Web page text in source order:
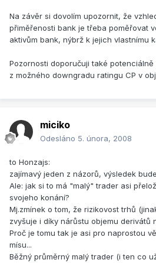
Na závěr si dovolím upozornit, že
přiměřenosti bank je třeba poměřovat
aktivům bank, nýbrž k jejich vlastnímu
Pozornosti doporučuji také
z možného downgradu ratingu CP v
miciko
Odesláno 5. února, 2008
to Honzajs:
zajímavý jeden z názorů, výsledek
Ale: jak si to má "malý" trader asi
svojeho konání?
Mj.zmínek o tom, že rizikovost trhů
zvyšuje i díky nárůstu objemu derivátů
Proč je tomu tak je asi pro naprostou
mísu...
Běžný průměrný malý trader (i ten co